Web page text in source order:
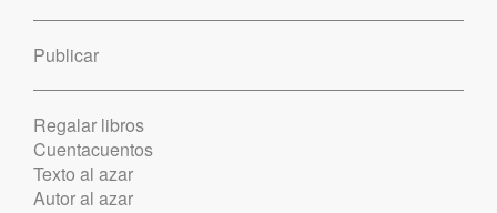
Publicar
Regalar libros
Cuentacuentos
Texto al azar
Autor al azar